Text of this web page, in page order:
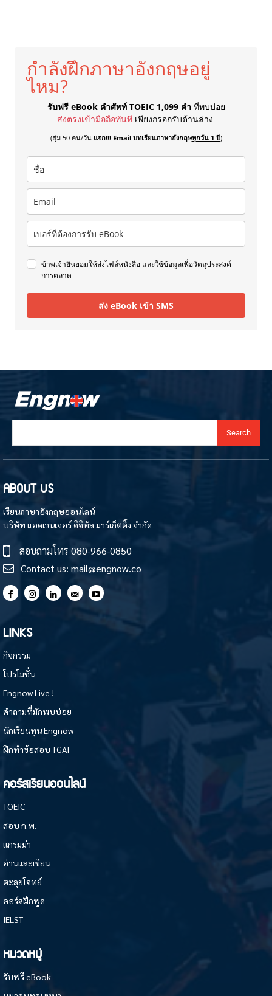
กำลังฝึกภาษาอังกฤษอยู่
ไหม?
รับฟรี eBook คำศัพท์ TOEIC 1,099 คำ ที่พบบ่อย
ส่งตรงเข้ามือถือทันที เพียงกรอกรับด้านล่าง
(สุ่ม 50 คน/วัน แจก!!! Email บทเรียนภาษาอังกฤษทุกวัน 1 ปี)
ข้าพเจ้ายินยอมให้ส่งไฟล์หนังสือ และใช้ข้อมูลเพื่อวัตถุประสงค์
การตลาด
ส่ง eBook เข้า SMS
Search
ABOUT US
เรียนภาษาอังกฤษออนไลน์
บริษัท แอดเวนเจอร์ ดิจิทัล มาร์เก็ตติ้ง จำกัด
สอบถามโทร 080-966-0850
Contact us: mail@engnow.co
LINKS
กิจกรรม
โปรโมชั่น
Engnow Live !
คำถามที่มักพบบ่อย
นักเรียนทุน Engnow
ฝึกทำข้อสอบ TGAT
คอร์สเรียนออนไลน์
TOEIC
สอบ ก.พ.
แกรมม่า
อ่านและเขียน
ตะลุยโจทย์
คอร์สฝึกพูด
IELST
หมวดหมู่
รับฟรี eBook